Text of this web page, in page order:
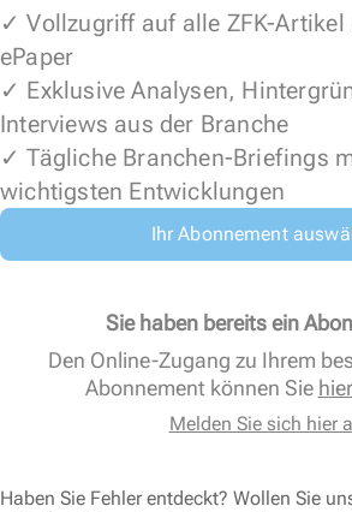
✓ Vollzugriff auf alle ZFK-
ePaper
✓ Exklusive Analysen,
Interviews aus der Branche
✓ Tägliche Branchen-Briefings
wichtigsten Entwicklungen
Ihr Abonnement
Sie haben bereits ein
Den Online-Zugang zu Ihrem
Abonnement können Sie
Melden Sie sich hier
Haben Sie Fehler entdeckt? Wollen Sie